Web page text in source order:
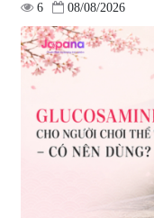
Viên uống hỗ trợ tăng
sinh lý nam Fujina
880.000 đ
6
08/08/2026